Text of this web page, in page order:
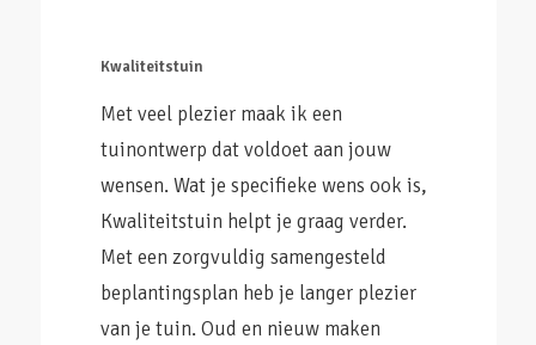
Kwaliteitstuin
Met veel plezier maak ik een
tuinontwerp dat voldoet aan jouw
wensen. Wat je specifieke wens ook is,
Kwaliteitstuin helpt je graag verder.
Met een zorgvuldig samengesteld
beplantingsplan heb je langer plezier
van je tuin. Oud en nieuw maken